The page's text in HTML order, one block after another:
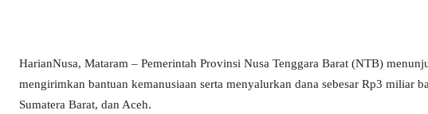
HarianNusa, Mataram – Pemerintah Provinsi Nusa Tenggara Barat (NTB)
mengirimkan bantuan kemanusiaan serta menyalurkan dana sebesar Rp3 miliar
Sumatera Barat, dan Aceh.